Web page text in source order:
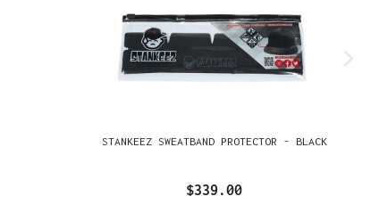
STANKEEZ SWEATBAND PROTECTOR - BLACK
$339.00